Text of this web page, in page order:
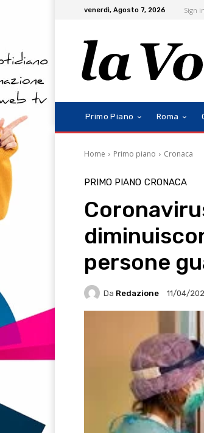
venerdì, Agosto 7, 2026 Sign
Primo Piano Roma
Home Primo piano Cronaca
PRIMO PIANO CRONACA
persone
Da Redazione 11/04/